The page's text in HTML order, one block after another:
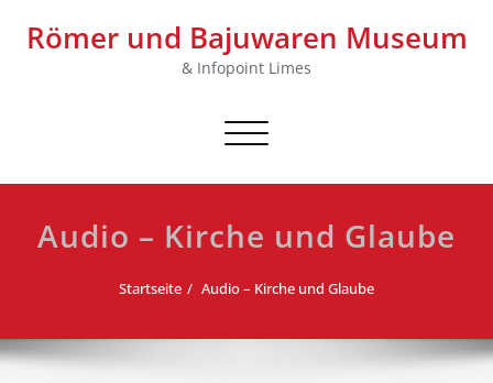
Römer und Bajuwaren Museum
& Infopoint Limes
Schalte Navigation
Audio – Kirche und Glaube
Startseite Audio – Kirche und Glaube